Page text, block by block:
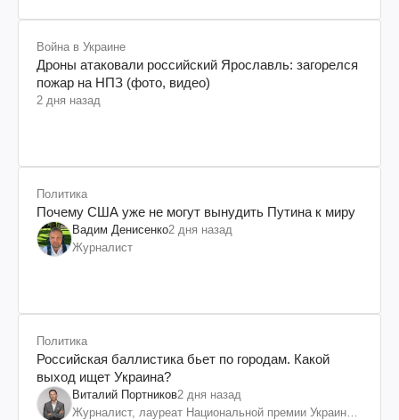
Война в Украине
Дроны атаковали российский Ярославль: загорелся
пожар на НПЗ (фото, видео)
2 дня назад
Политика
Почему США уже не могут вынудить Путина к миру
Вадим Денисенко2 дня назад
Журналист
Политика
Российская баллистика бьет по городам. Какой
выход ищет Украина?
Виталий Портников2 дня назад
Журналист, лауреат Национальной премии Украины